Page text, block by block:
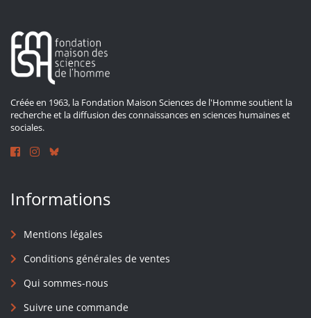
Créée en 1963, la Fondation Maison Sciences de l'Homme soutient la
recherche et la diffusion des connaissances en sciences humaines et
sociales.
Informations
Mentions légales
Conditions générales de ventes
Qui sommes-nous
Suivre une commande